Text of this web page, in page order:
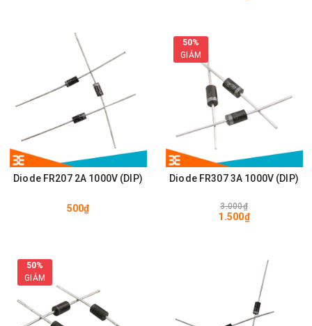
Diode FR207 2A 1000V (DIP)
500₫
50%
GIẢM
Diode FR307 3A 1000V (DIP)
3.000₫
1.500₫
50%
GIẢM